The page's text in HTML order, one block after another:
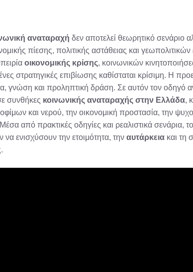
αναταραχή δεν αποτελεί θεωρητικό σενάριο
πίεσης, πολιτικής αστάθειας και
οικονομικής κρίσης, κοινωνικών
στρατηγικές επιβίωσης καθίσταται κρίσιμη. Η
γνώση και προληπτική δράση. Σε αυτόν τον οδηγό
συνθήκες κοινωνικής αναταραχής στην Ελλάδα,
και νερού, την οικονομική προστασία, την
από πρακτικές οδηγίες και ρεαλιστικά
ενισχύσουν την ετοιμότητα, την αυτάρκεια και τη